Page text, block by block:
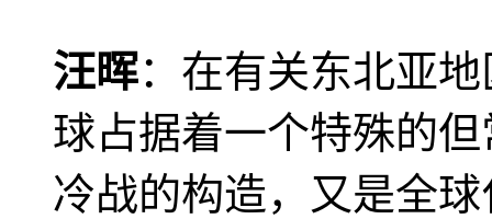
汪晖：在有关东北亚
球占据着一个特殊的
冷战的构造，又是全